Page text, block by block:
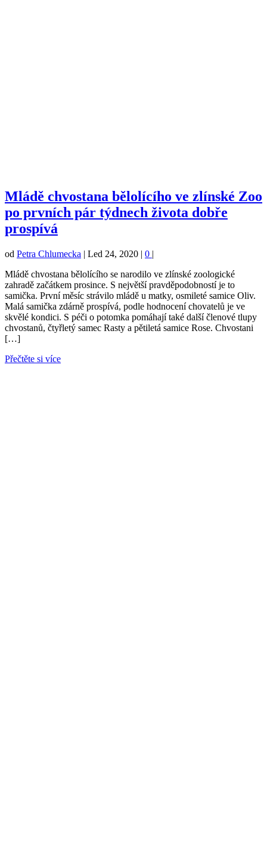
Mládě chvostana bělolícího ve zlínské Zoo
po prvních pár týdnech života dobře
prospívá
od Petra Chlumecka | Led 24, 2020 | 0 |
Mládě chvostana bělolícího se narodilo ve zlínské zoologické
zahradě začátkem prosince. S největší pravděpodobností je to
samička. První měsíc strávilo mládě u matky, osmileté samice Oliv.
Malá samička zdárně prospívá, podle hodnocení chovatelů je ve
skvělé kondici. S péči o potomka pomáhají také další členové tlupy
chvostanů, čtyřletý samec Rasty a pětiletá samice Rose. Chvostani
[…]
Přečtěte si více